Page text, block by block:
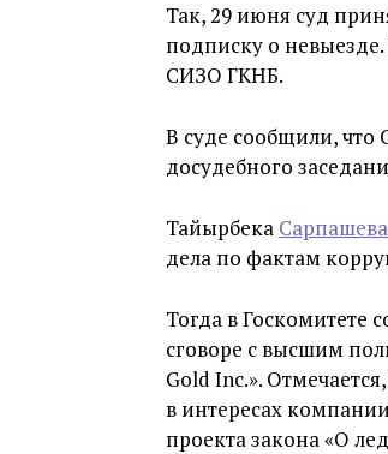
Так, 29 июня суд
подписку о
СИЗО ГКНБ.
В суде сообщили, что
досудебного
Тайырбека
дела по фактам
Тогда в Госкомитете
сговоре с высшим
Gold Inc.».
в интересах
проекта закона «О